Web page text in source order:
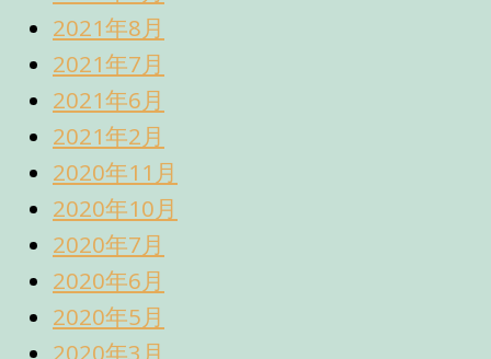
2021年8月
2021年7月
2021年6月
2021年2月
2020年11月
2020年10月
2020年7月
2020年6月
2020年5月
2020年3月